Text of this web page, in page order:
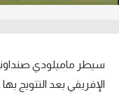
الدوري الإسباني
سيطر ماميلودي
الإفريقي بعد التتويج